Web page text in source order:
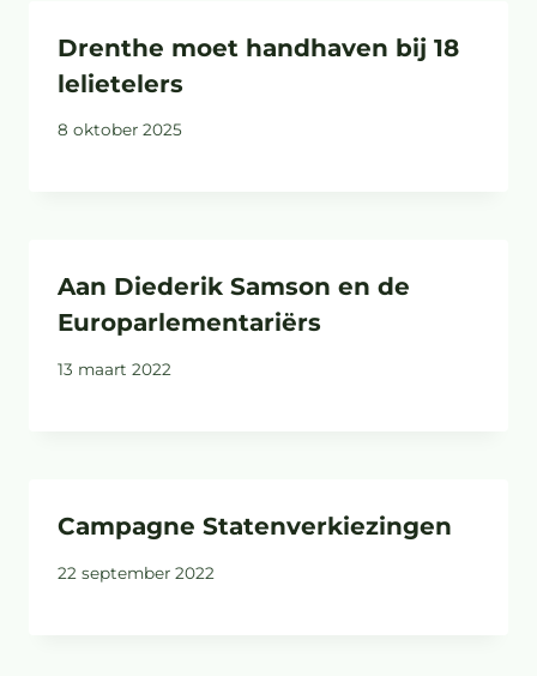
Drenthe moet handhaven bij 18
lelietelers
8 oktober 2025
Aan Diederik Samson en de
Europarlementariërs
13 maart 2022
Campagne Statenverkiezingen
22 september 2022